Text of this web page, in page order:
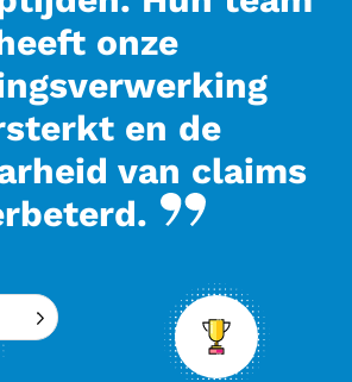
onze
en de
van claims